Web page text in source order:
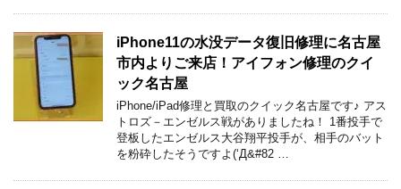
iPhone11の水没データ復旧修理に名古屋
市内よりご来店！アイフォン修理のクイ
ック名古屋
iPhone/iPad修理と買取のクイック名古屋です♪ アス
トロズ－エンゼルス戦がありましたね！ 1番投手で
登板したエンゼルス大谷翔平投手が、相手のバット
を粉砕したそうですよ(‘Д&#82 …